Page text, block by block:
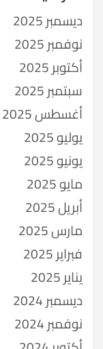
ديسمبر 2025
نوفمبر 2025
أكتوبر 2025
سبتمبر 2025
أغسطس 2025
يوليو 2025
يونيو 2025
مايو 2025
أبريل 2025
مارس 2025
فبراير 2025
يناير 2025
ديسمبر 2024
نوفمبر 2024